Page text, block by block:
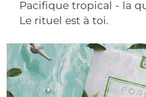
Pacifique tropical - la
Le rituel est à toi.
LUNA™ 4
For men, anti-
BEAR™ 2
Microcurrent
Deep facial
UFO™ 3
Near-infrared
device
Hybrid silicone
issa™ 4 plus
Smart hybrid
FAQ™ TRAITEMENT
Anti-âge
Bulgarie
Canada
Chili